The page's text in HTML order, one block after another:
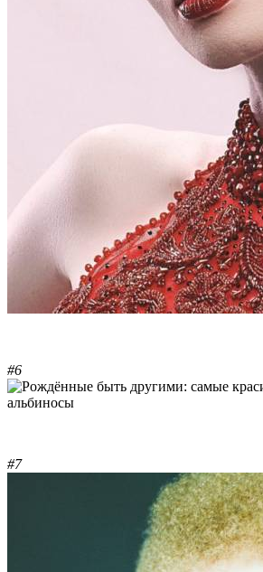
#6
#7